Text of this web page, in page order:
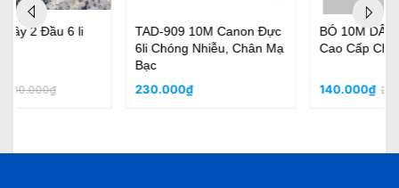
BÓ 10M DÂY LOA 2x3.0
Cao Cấp Chuyên Nghiệp
140.000₫ 250.000₫
Cặp Dây Bông Sen - Dây
Y Jack Sanke Tốt Tốt Đầu